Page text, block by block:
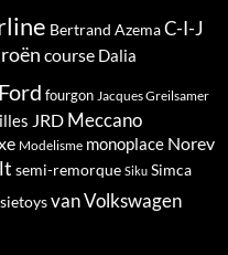
Bertrand AzemaC-I-J
course Dalia
Ford fourgon Jacques Greilsamer
JRD Meccano
Modelisme monoplace Norev
semi-remorque Siku Simca
vanVolkswagen